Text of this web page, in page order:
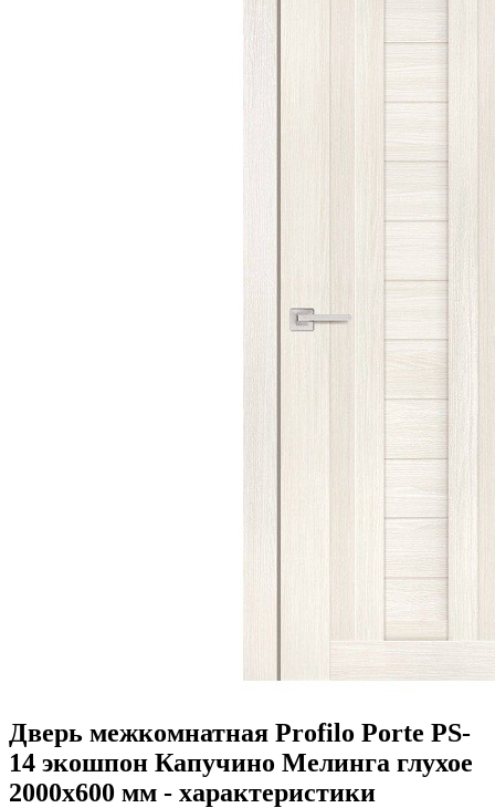
Дверь межкомнатная Profilo Porte PS-
14 экошпон Капучино Мелинга глухое
2000х600 мм - характеристики